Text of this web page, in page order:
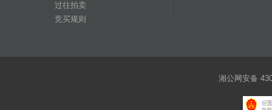
过往拍卖
竞买规则
湘公网安备